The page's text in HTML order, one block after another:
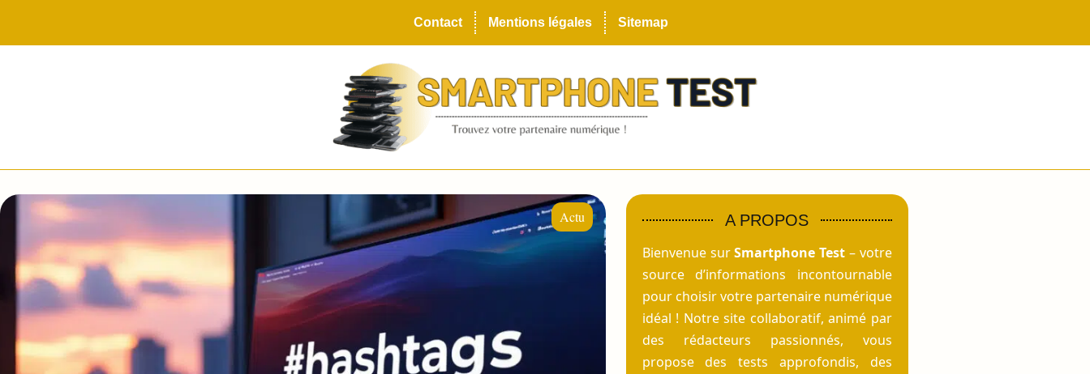
Contact Mentions légales Sitemap
Actu
A PROPOS
Bienvenue surSmartphone Test – votre
source d’informations incontournable
pour choisir votre partenaire numérique
idéal ! Notre site collaboratif, animé par
des rédacteurs passionnés, vous
propose des tests approfondis, des